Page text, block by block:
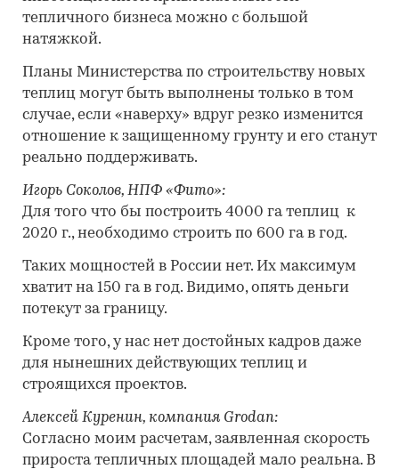
тепличного бизнеса можно с большой
натяжкой.
Планы Министерства по строительству новых
теплиц могут быть выполнены только в том
случае, если «наверху» вдруг резко изменится
отношение к защищенному грунту и его станут
реально поддерживать.
Игорь Соколов, НПФ «Фито»:
Для того что бы построить 4000 га теплиц к
2020 г., необходимо строить по 600 га в год.
Таких мощностей в России нет. Их максимум
хватит на 150 га в год. Видимо, опять деньги
потекут за границу.
Кроме того, у нас нет достойных кадров даже
для нынешних действующих теплиц и
строящихся проектов.
Алексей Куренин, компания Grodan:
Согласно моим расчетам, заявленная скорость
прироста тепличных площадей мало реальна. В